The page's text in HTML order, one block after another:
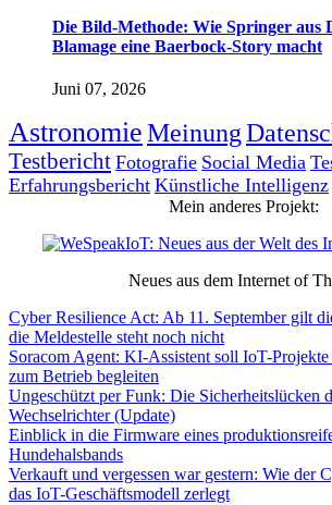
Die Bild-Methode: Wie Springer aus
Blamage eine Baerbock-Story macht
Juni 07, 2026
AstronomieMeinung
Testbericht Fotografie Social Media
Erfahrungsbericht Künstliche Intelligenz
Mein anderes Projekt:
Neues aus dem Internet of
Cyber Resilience Act: Ab 11. September gilt
die Meldestelle steht noch nicht
Soracom Agent: KI-Assistent soll IoT-
zum Betrieb begleiten
Ungeschützt per Funk: Die Sicherheitslücken
Wechselrichter (Update)
Einblick in die Firmware eines
Hundehalsbands
Verkauft und vergessen war gestern: Wie der
das IoT-Geschäftsmodell zerlegt